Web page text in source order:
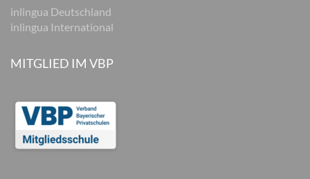
inlingua Deutschland
inlingua International
MITGLIED IM VBP